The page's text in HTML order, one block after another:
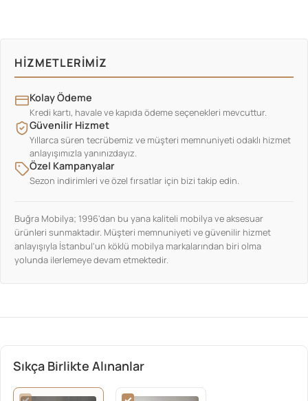
HIZMETLERIMIZ
Kolay Ödeme
Kredi kartı, havale ve kapıda ödeme seçenekleri mevcuttur.
Güvenilir Hizmet
Yıllarca süren tecrübemiz ve müşteri memnuniyeti odaklı hizmet
anlayışımızla yanınızdayız.
Özel Kampanyalar
Sezon indirimleri ve özel fırsatlar için bizi takip edin.
Buğra Mobilya; 1996'dan bu yana kaliteli mobilya ve aksesuar
ürünleri sunmaktadır. Müşteri memnuniyeti ve güvenilir hizmet
anlayışıyla İstanbul'un köklü mobilya markalarından biri olma
yolunda ilerlemeye devam etmektedir.
Sıkça Birlikte Alınanlar